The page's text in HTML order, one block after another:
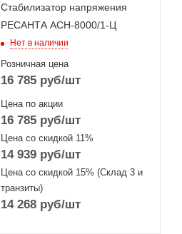
Стабилизатор напряжения
РЕСАНТА АСН-8000/1-Ц
Нет в наличии
Розничная цена
16 785руб/шт
Цена по акции
16 785руб/шт
Цена со скидкой 11%
14 939руб/шт
Цена со скидкой 15% (Склад 3 и
транзиты)
14 268руб/шт